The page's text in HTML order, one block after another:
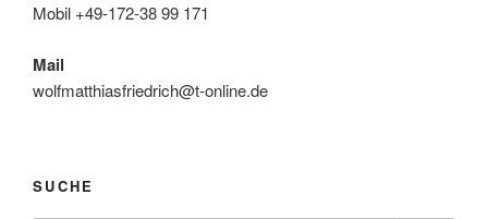
Mobil +49-172-38 99 171
Mail
wolfmatthiasfriedrich@t-online.de
SUCHE